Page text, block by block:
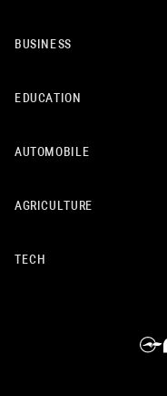
BUSINESS
EDUCATION
AUTOMOBILE
AGRICULTURE
TECH